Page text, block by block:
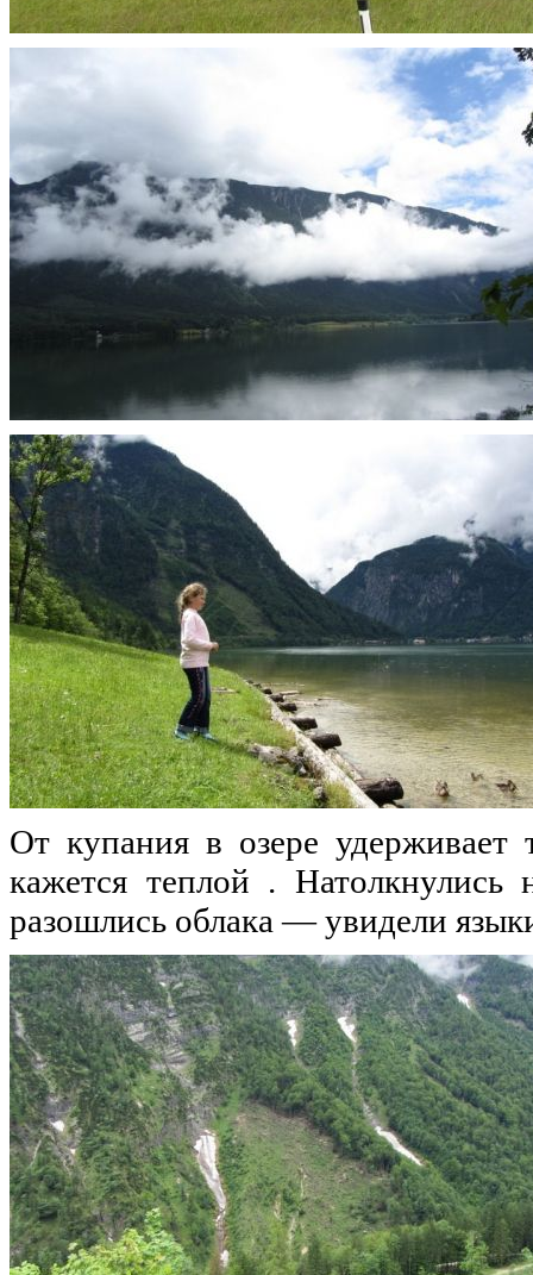
От купания в озере удерживает
кажется теплой .
разошлись облака — увидели